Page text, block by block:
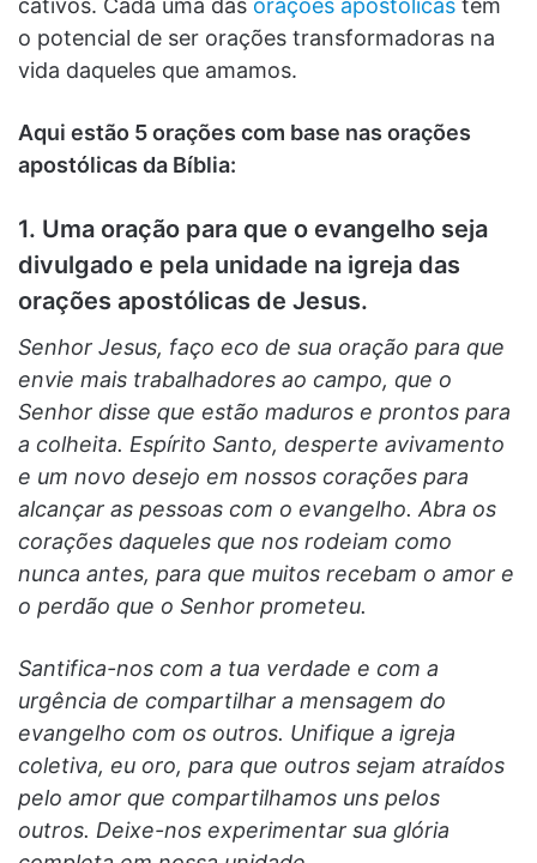
o potencial de ser orações transformadoras na
vida daqueles que amamos.
Aqui estão 5 orações com base nas orações
apostólicas da Bíblia:
1. Uma oração para que o evangelho seja
divulgado e pela unidade na igreja das
orações apostólicas de Jesus.
Senhor Jesus, faço eco de sua oração para que
envie mais trabalhadores ao campo, que o
Senhor disse que estão maduros e prontos para
a colheita. Espírito Santo, desperte avivamento
e um novo desejo em nossos corações para
alcançar as pessoas com o evangelho. Abra os
corações daqueles que nos rodeiam como
nunca antes, para que muitos recebam o amor e
o perdão que o Senhor prometeu.
Santifica-nos com a tua verdade e com a
urgência de compartilhar a mensagem do
evangelho com os outros. Unifique a igreja
coletiva, eu oro, para que outros sejam atraídos
pelo amor que compartilhamos uns pelos
outros. Deixe-nos experimentar sua glória